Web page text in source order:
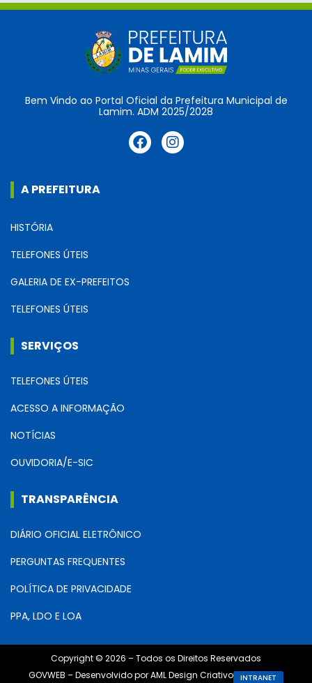
Bem Vindo ao Portal Oficial da Prefeitura Municipal de
Lamim. ADM 2025/2028
A PREFEITURA
HISTÓRIA
TELEFONES ÚTEIS
GALERIA DE EX-PREFEITOS
TELEFONES ÚTEIS
SERVIÇOS
TELEFONES ÚTEIS
ACESSO A INFORMAÇÃO
NOTÍCIAS
OUVIDORIA/E-SIC
TRANSPARÊNCIA
DIÁRIO OFICIAL ELETRÔNICO
PERGUNTAS FREQUENTES
POLÍTICA DE PRIVACIDADE
PPA, LDO E LOA
Copyright © 2026 – Todos os Direitos Reservados
GOVWEB – Desenvolvido por AML Design Criativo
INTRANET